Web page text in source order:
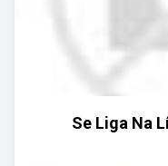
Se Liga Na